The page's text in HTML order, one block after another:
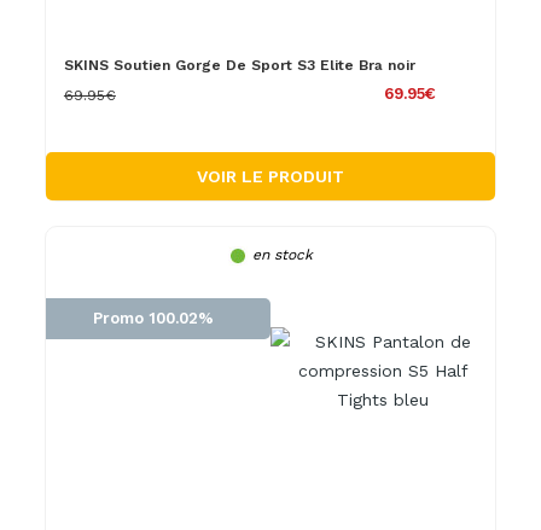
SKINS Soutien Gorge De Sport S3 Elite Bra noir
69.95€
69.95€
VOIR LE PRODUIT
en stock
Promo 100.02%